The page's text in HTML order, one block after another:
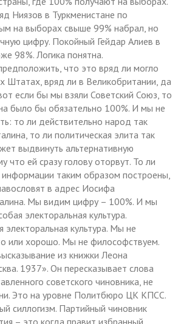
Ниязов в Туркменистане по
на выборах свыше 99% набрал, но
цифру. Покойный Гейдар Алиев в
98%. Логика понятна.
что это вряд ли могло
Штатах, вряд ли в Великобритании, да
если бы мы взяли Советский Союз, то
было бы обязательно 100%. И мы не
то ли действительно народ так
то ли политическая элита так
выдвинуть альтернативную
что ей сразу голову оторвут. То ли
таким образом построены,
в адрес Иосифа
Мы видим цифру – 100%. И мы
электоральная культура.
электоральная культура. Мы не
или хорошо. Мы не философствуем.
из книжки Леона
1937». Он пересказывает слова
советского чиновника, не
Это на уровне Политбюро ЦК КПСС.
силлогизм. Партийный чиновник
– это когда правит избранный